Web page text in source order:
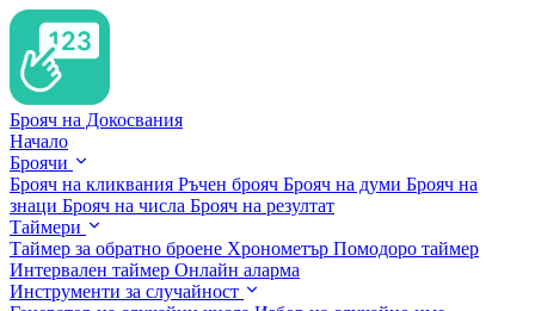
Брояч на Докосвания
Начало
Броячи
Брояч на кликвания Ръчен брояч Брояч на думи Брояч на
знаци Брояч на числа Брояч на резултат
Таймери
Таймер за обратно броене Хронометър Помодоро таймер
Интервален таймер Онлайн аларма
Инструменти за случайност